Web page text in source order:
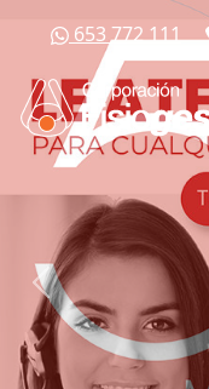
653 772 111
Previous